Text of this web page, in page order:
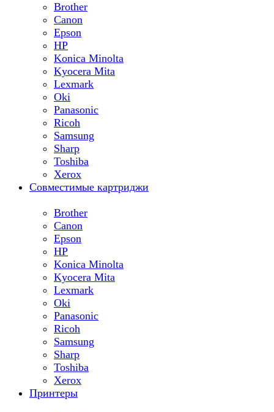
Brother
Canon
Epson
HP
Konica Minolta
Kyocera Mita
Lexmark
Oki
Panasonic
Ricoh
Samsung
Sharp
Toshiba
Xerox
Совместимые картриджи
Brother
Canon
Epson
HP
Konica Minolta
Kyocera Mita
Lexmark
Oki
Panasonic
Ricoh
Samsung
Sharp
Toshiba
Xerox
Принтеры